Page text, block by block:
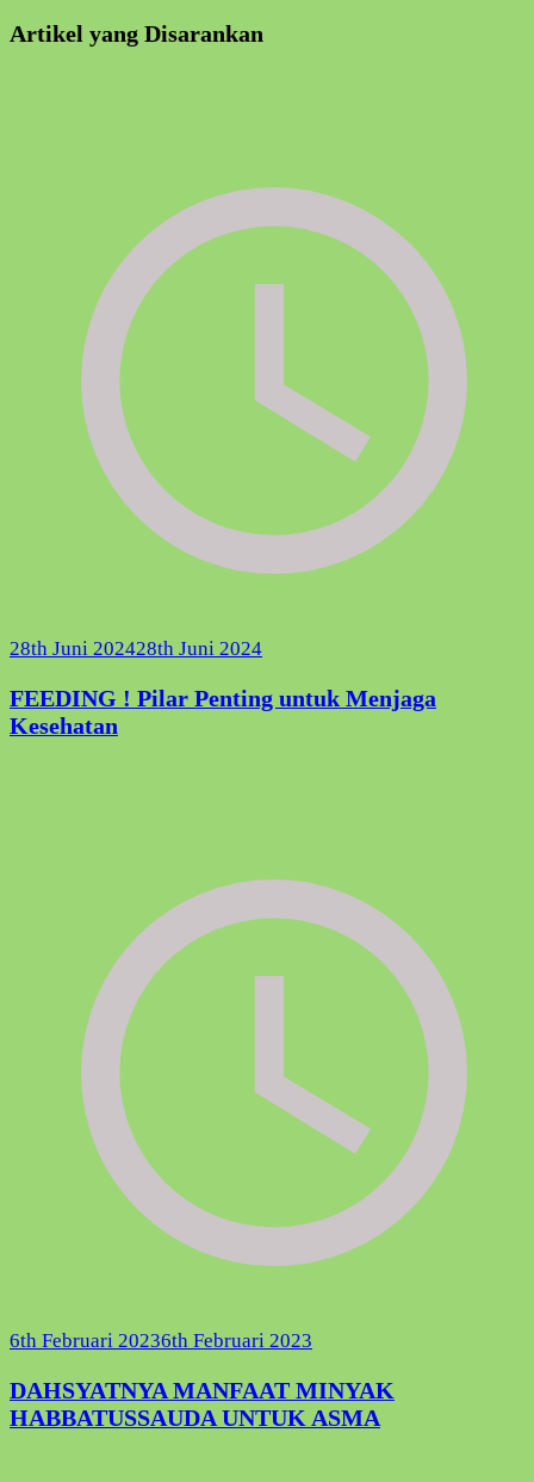
Artikel yang Disarankan
28th Juni 202428th Juni 2024
FEEDING ! Pilar Penting untuk Menjaga
Kesehatan
6th Februari 20236th Februari 2023
DAHSYATNYA MANFAAT MINYAK
HABBATUSSAUDA UNTUK ASMA